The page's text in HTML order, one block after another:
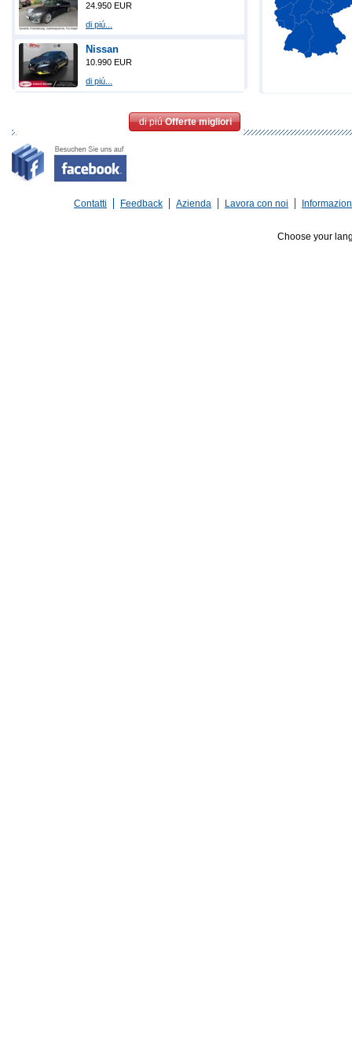
24.950 EUR
di piú...
Nissan
10.990 EUR
di piú...
di piúOfferte migliori
Contatti Feedback Azienda Lavora con noi
Choose your